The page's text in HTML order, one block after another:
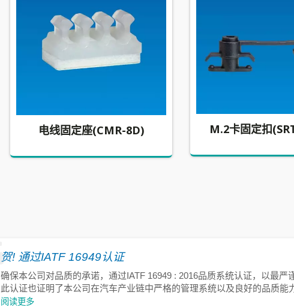
电线固定座(CMR-8D) M.2卡固定扣
贺! 通过IATF 16949认证
确保本公司对品质的承诺，通过IATF 16949 : 2016品质系统认证，以最严
此认证也证明了本公司在汽车产业链中严格的管理系统以及良好的品质能
阅读更多